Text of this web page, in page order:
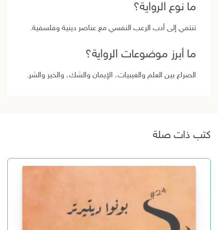
ما نوع الرواية؟
تنتمي إلى أدب الرعب النفسي مع عناصر دينية وفلسفية.
ما أبرز موضوعات الرواية؟
الصراع بين العلم والغيبيات، الإيمان والشك، والخير والشر.
كتب ذات صلة